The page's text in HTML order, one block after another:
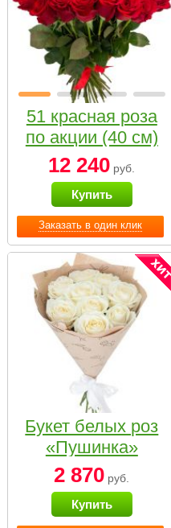
Заказать в один клик
51 красная роза
по акции (40 см)
12 240 руб.
Купить
Букет белых роз
«Пушинка»
2 870 руб.
Купить